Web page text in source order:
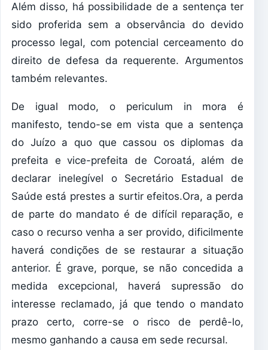
Além disso, há possibilidade de a sentença ter
sido proferida sem a observância do devido
processo legal, com potencial cerceamento do
direito de defesa da requerente. Argumentos
também relevantes.
De igual modo, o periculum in mora é
manifesto, tendo-se em vista que a sentença
do Juízo a quo que cassou os diplomas da
prefeita e vice-prefeita de Coroatá, além de
declarar inelegível o Secretário Estadual de
Saúde está prestes a surtir efeitos.Ora, a perda
de parte do mandato é de difícil reparação, e
caso o recurso venha a ser provido, dificilmente
haverá condições de se restaurar a situação
anterior. É grave, porque, se não concedida a
medida excepcional, haverá supressão do
interesse reclamado, já que tendo o mandato
prazo certo, corre-se o risco de perdê-lo,
mesmo ganhando a causa em sede recursal.